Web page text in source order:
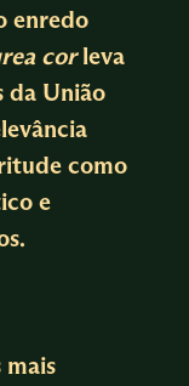
enredo
corleva
da União
como
e
mais